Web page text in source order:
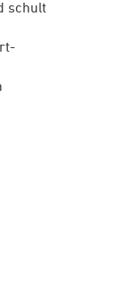
schult